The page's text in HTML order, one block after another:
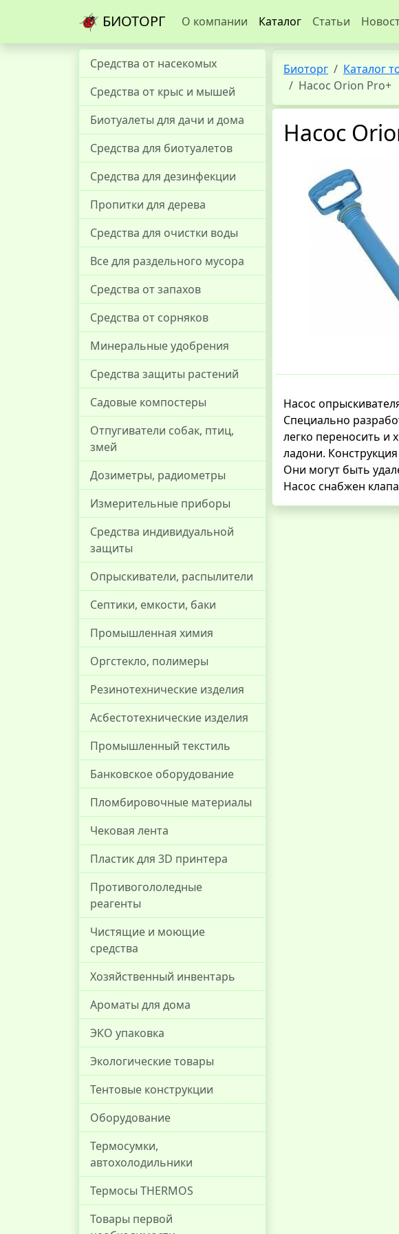
БИОТОРГ О компании Каталог Статьи
Средства от насекомых
Средства от крыс и мышей
Биотуалеты для дачи и дома
Средства для биотуалетов
Средства для дезинфекции
Пропитки для дерева
Средства для очистки воды
Все для раздельного мусора
Средства от запахов
Средства от сорняков
Минеральные удобрения
Средства защиты растений
Садовые компостеры
Отпугиватели собак, птиц,
змей
Дозиметры, радиометры
Измерительные приборы
Средства индивидуальной
защиты
Опрыскиватели, распылители
Септики, емкости, баки
Промышленная химия
Оргстекло, полимеры
Резинотехнические изделия
Асбестотехнические изделия
Промышленный текстиль
Банковское оборудование
Пломбировочные материалы
Чековая лента
Пластик для 3D принтера
Противогололедные
реагенты
Чистящие и моющие
средства
Хозяйственный инвентарь
Ароматы для дома
ЭКО упаковка
Экологические товары
Тентовые конструкции
Оборудование
Термосумки,
автохолодильники
Термосы THERMOS
Товары первой
Биоторг Каталог
Насос Orion Pro+
Насос
Насос
Специально
легко переносить и
ладони.
Они могут быть
Насос снабжен